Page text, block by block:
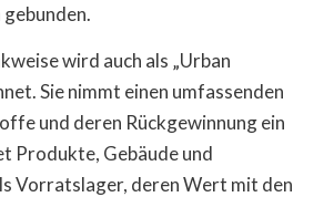
wird auch als „Urban
Sie nimmt einen umfassenden
und deren Rückgewinnung ein
Produkte, Gebäude und
Vorratslager, deren Wert mit den